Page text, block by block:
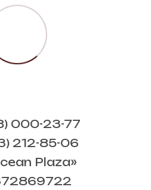
000-23-77
212-85-06
Plaza»